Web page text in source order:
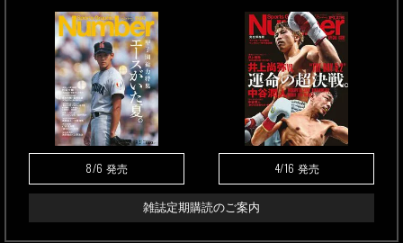
8/6 発売 4/16 発売
雑誌定期購読のご案内